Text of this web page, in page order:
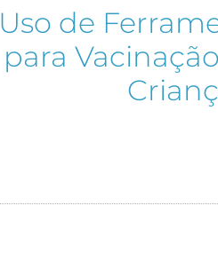
Uso de
para